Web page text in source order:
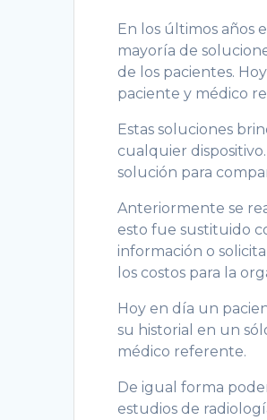
En los últimos años
mayoría de
de los pacientes.
paciente y médico
Estas soluciones
cualquier
solución para
Anteriormente se
esto fue sustituido
información o
los costos para la
Hoy en día un
su historial en un
médico referente.
De igual forma
estudios de